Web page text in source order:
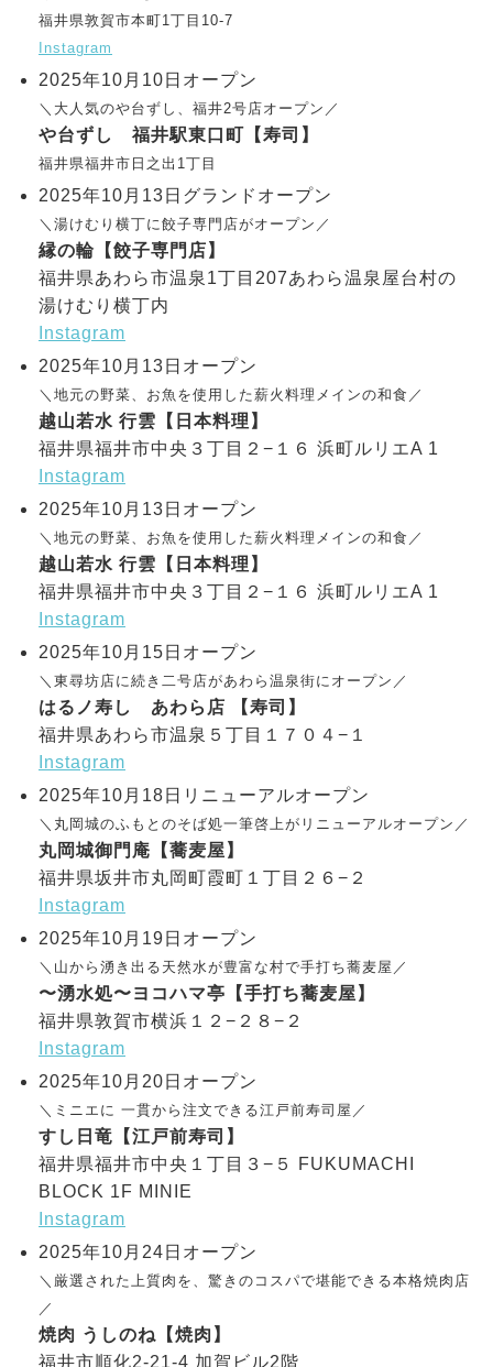
福井県敦賀市本町1丁目10-7
Instagram
2025年10月10日オープン
＼大人気のや台ずし、福井2号店オープン／
や台ずし 福井駅東口町【寿司】
福井県福井市日之出1丁目
2025年10月13日グランドオープン
＼湯けむり横丁に餃子専門店がオープン／
縁の輪【餃子専門店】
福井県あわら市温泉1丁目207あわら温泉屋台村の
湯けむり横丁内
Instagram
2025年10月13日オープン
＼地元の野菜、お魚を使用した薪火料理メインの和食／
越山若水 行雲【日本料理】
福井県福井市中央３丁目２−１６ 浜町ルリエA 1
Instagram
2025年10月13日オープン
＼地元の野菜、お魚を使用した薪火料理メインの和食／
越山若水 行雲【日本料理】
福井県福井市中央３丁目２−１６ 浜町ルリエA 1
Instagram
2025年10月15日オープン
＼東尋坊店に続き二号店があわら温泉街にオープン／
はるノ寿し あわら店 【寿司】
福井県あわら市温泉５丁目１７０４−１
Instagram
2025年10月18日リニューアルオープン
＼丸岡城のふもとのそば処一筆啓上がリニューアルオープン／
丸岡城御門庵【蕎麦屋】
福井県坂井市丸岡町霞町１丁目２６−２
Instagram
2025年10月19日オープン
＼山から湧き出る天然水が豊富な村で手打ち蕎麦屋／
〜湧水処〜ヨコハマ亭【手打ち蕎麦屋】
福井県敦賀市横浜１２−２８−２
Instagram
2025年10月20日オープン
＼ミニエに 一貫から注文できる江戸前寿司屋／
すし日竜【江戸前寿司】
福井県福井市中央１丁目３−５ FUKUMACHI
BLOCK 1F MINIE
Instagram
2025年10月24日オープン
＼厳選された上質肉を、驚きのコスパで堪能できる本格焼肉店
／
焼肉 うしのね【焼肉】
福井市順化2-21-4 加賀ビル2階